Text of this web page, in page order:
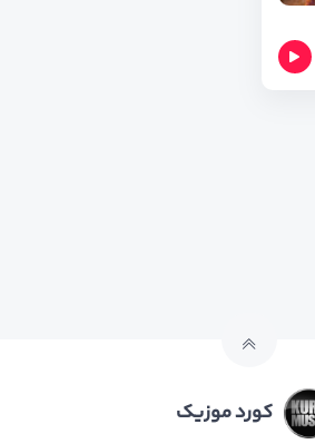
کورد موزیک